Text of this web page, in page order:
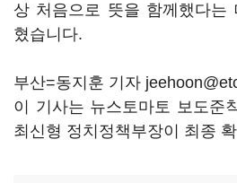
상 처음으로 뜻을 함께했다는
혔습니다.
부산=동지훈 기자
이 기사는 뉴스토마토 보도준
최신형 정치정책부장이 최종